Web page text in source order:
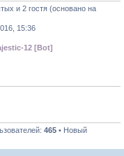
и 2 гостя (основано на
15:36
12 [Bot]
465 • Новый